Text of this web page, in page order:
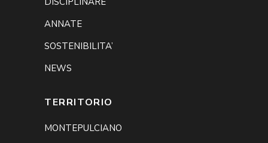
ANNATE
SOSTENIBILITA’
NEWS
TERRITORIO
MONTEPULCIANO